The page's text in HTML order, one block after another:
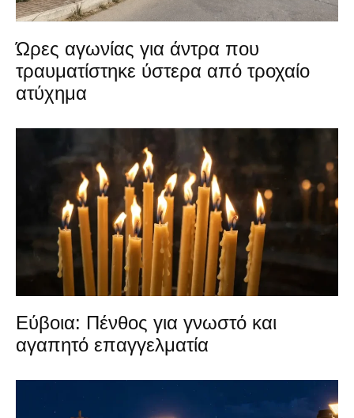
Ώρες αγωνίας για άντρα που
τραυματίστηκε ύστερα από τροχαίο
ατύχημα
Εύβοια: Πένθος για γνωστό και
αγαπητό επαγγελματία